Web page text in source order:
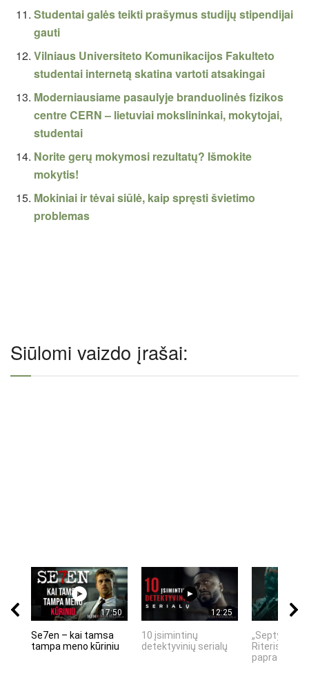
Studentai galės teikti prašymus studijų stipendijai
gauti
Vilniaus Universiteto Komunikacijos Fakulteto
studentai internetą skatina vartoti atsakingai
Moderniausiame pasaulyje branduolinės fizikos
centre CERN – lietuviai mokslininkai, mokytojai,
studentai
Norite gerų mokymosi rezultatų? Išmokite
mokytis!
Mokiniai ir tėvai siūlė, kaip spręsti švietimo
problemas
Siūlomi vaizdo įrašai:
17:50
Se7en – kai tamsa
tampa meno kūriniu
12:25
10 įsimintinų
detektyvinių serialų
„Septynių
Riteris" – kai